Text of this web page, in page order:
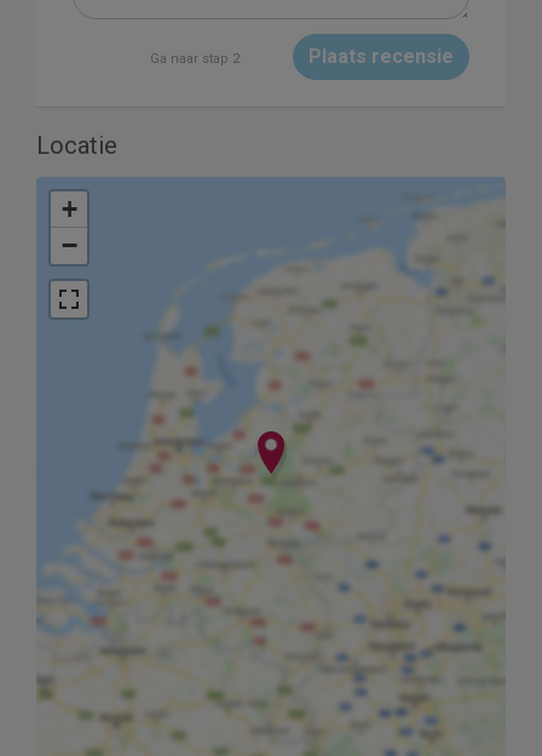
Ga naar stap 2 Plaats recensie
Locatie
+
−